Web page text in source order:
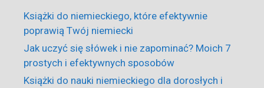
Książki do niemieckiego, które efektywnie
poprawią Twój niemiecki
Jak uczyć się słówek i nie zapominać? Moich 7
prostych i efektywnych sposobów
Książki do nauki niemieckiego dla dorosłych i